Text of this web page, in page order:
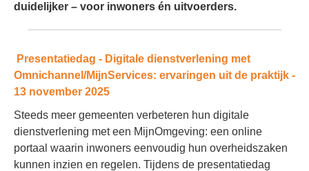
duidelijker – voor inwoners én uitvoerders.
Presentatiedag - Digitale dienstverlening met
Omnichannel/MijnServices: ervaringen uit de praktijk -
13 november 2025
Steeds meer gemeenten verbeteren hun digitale
dienstverlening met een MijnOmgeving: een online
portaal waarin inwoners eenvoudig hun overheidszaken
kunnen inzien en regelen. Tijdens de presentatiedag